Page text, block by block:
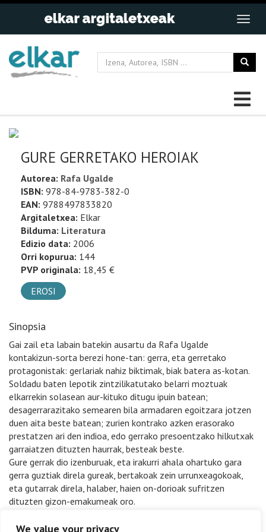
We value your privacy
GURE GERRETAKO HEROIAK
Autorea: Rafa Ugalde
ISBN: 978-84-9783-382-0
EAN: 9788497833820
Argitaletxea: Elkar
Bilduma: Literatura
Edizio data: 2006
Orri kopurua: 144
PVP originala: 18,45 €
EROSI
Sinopsia
Gai zail eta labain batekin ausartu da Rafa Ugalde
kontakizun-sorta berezi hone-tan: gerra, eta gerretako
protagonistak: gerlariak nahiz biktimak, biak batera as-kotan.
Soldadu baten lepotik zintzilikatutako belarri moztuak
elkarrekin solasean aur-kituko ditugu ipuin batean;
desagerrarazitako semearen bila armadaren egoitzara jotzen
duen aita beste batean; zurien kontrako azken erasorako
prestatzen ari den indioa, edo gerrako presoentzako hilkutxak
garraiatzen dituzten haurrak, besteak beste.
Gure gerrak dio izenburuak, eta irakurri ahala ohartuko gara
gerra guztiak direla gureak, bertakoak zein urrunxeagokoak,
eta gutarrak direla, halaber, haien on-dorioak sufritzen
dituzten gizon-emakumeak oro.